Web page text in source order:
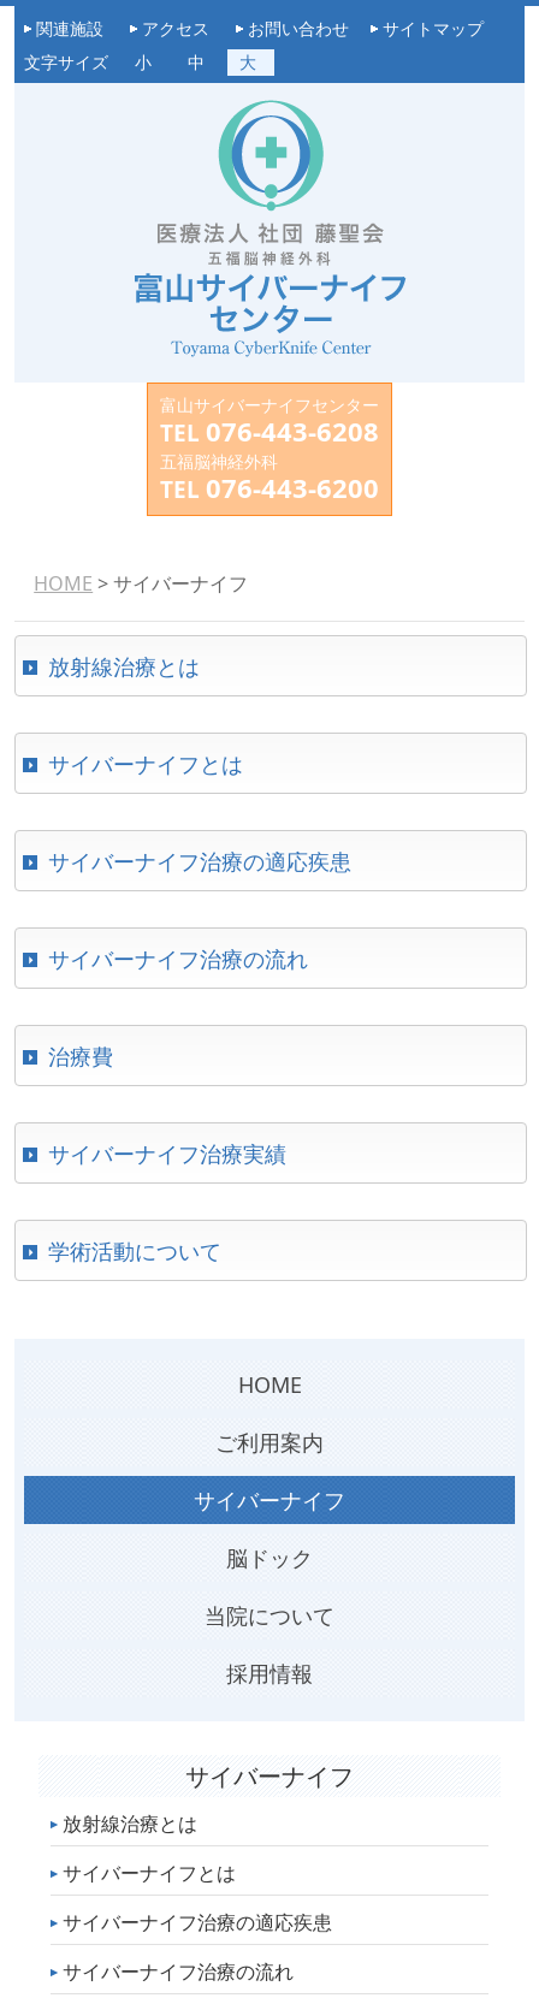
関連施設 アクセス お問い合わせ
サイトマップ
文字サイズ
小 中 大
富山サイバーナイフセンター
TEL 076-443-6208
五福脳神経外科
TEL 076-443-6200
HOME
ご利用案内
サイバーナイフ
脳ドック
当院について
採用情報
サイバーナイフ
放射線治療とは
サイバーナイフとは
サイバーナイフ治療の適応疾患
サイバーナイフ治療の流れ
HOME > サイバーナイフ
放射線治療とは
サイバーナイフとは
サイバーナイフ治療の適応疾患
サイバーナイフ治療の流れ
治療費
サイバーナイフ治療実績
学術活動について